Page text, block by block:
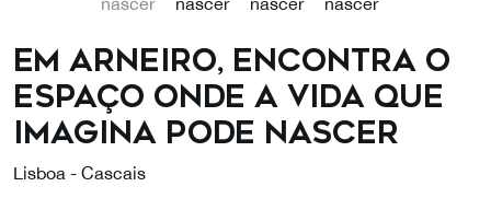
Em Arneiro, encontra o
espaço onde a vida que
imagina pode nascer
Lisboa - Cascais